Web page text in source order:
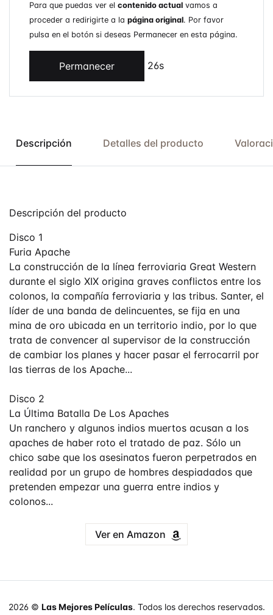
Para que puedas ver el contenido actual vamos a
proceder a redirigirte a la página original. Por favor
pulsa en el botón si deseas Permanecer en esta página.
Permanecer 26s
Descripción Detalles del producto
Descripción del producto
Disco 1
Furia Apache
La construcción de la línea ferroviaria Great Western
durante el siglo XIX origina graves conflictos entre los
colonos, la compañía ferroviaria y las tribus. Santer, el
líder de una banda de delincuentes, se fija en una
mina de oro ubicada en un territorio indio, por lo que
trata de convencer al supervisor de la construcción
de cambiar los planes y hacer pasar el ferrocarril por
las tierras de los Apache...
Disco 2
La Última Batalla De Los Apaches
Un ranchero y algunos indios muertos acusan a los
apaches de haber roto el tratado de paz. Sólo un
chico sabe que los asesinatos fueron perpetrados en
realidad por un grupo de hombres despiadados que
pretenden empezar una guerra entre indios y
colonos...
Ver en Amazon
2026 © Las Mejores Películas. Todos los derechos reservados.